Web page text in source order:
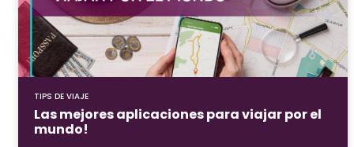
TIPS DE VIAJE
Las mejores aplicaciones para viajar por el
mundo!